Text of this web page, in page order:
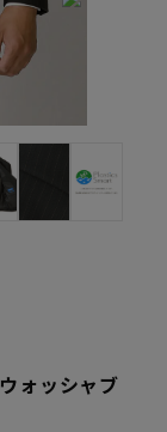
ォッシャブ